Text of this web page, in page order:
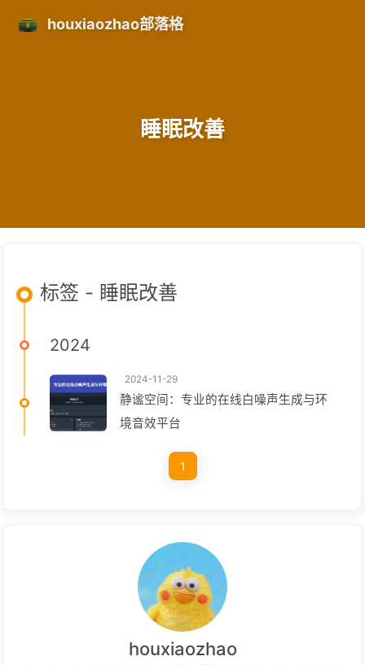
houxiaozhao部落格
睡眠改善
标签 - 睡眠改善
2024
2024-11-29
静谧空间：专业的在线白噪声生成与环
境音效平台
1
houxiaozhao